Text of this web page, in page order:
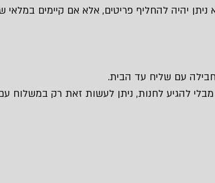
ניתן יהיה להחליף פריטים, אלא אם קיימים במלאי
מבלי להגיע לחנות, ניתן לעשות זאת רק במשלוח